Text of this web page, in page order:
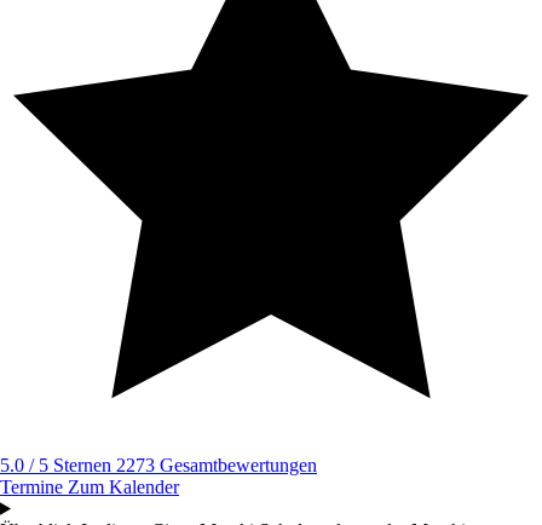
5.0 / 5 Sternen 2273 Gesamtbewertungen
Termine Zum Kalender